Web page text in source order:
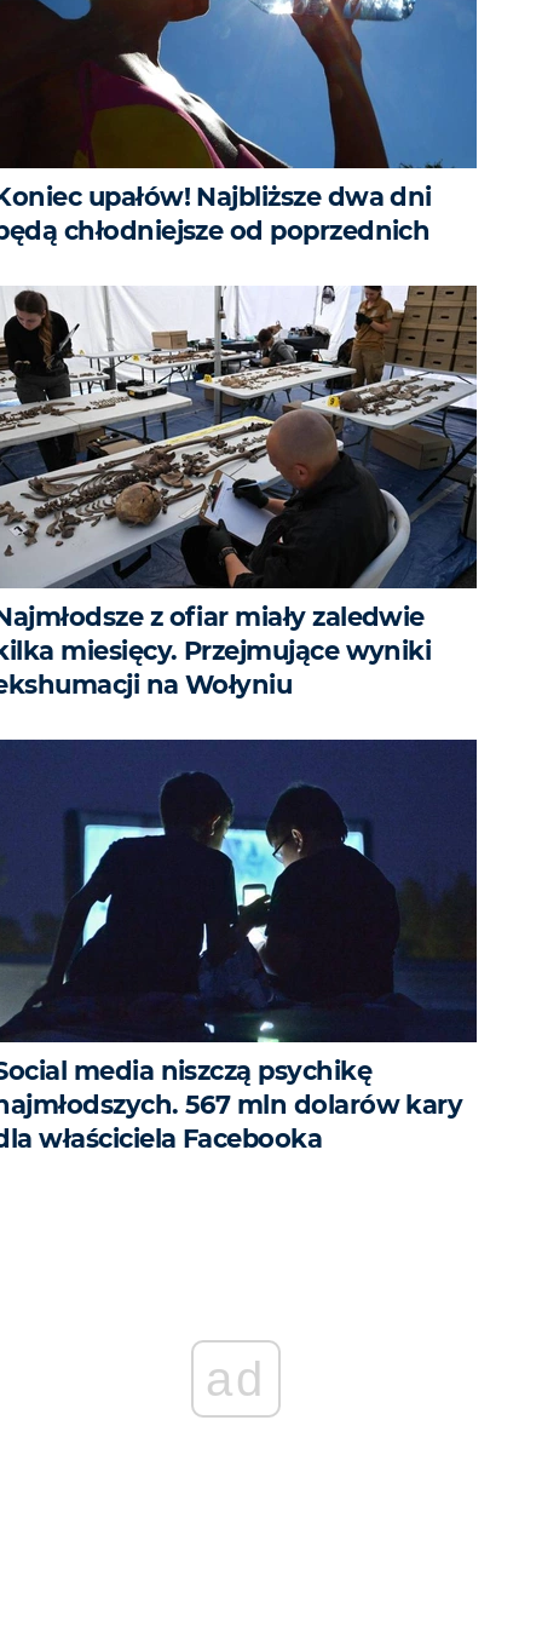
upałów! Najbliższe dwa dni
chłodniejsze od poprzednich
z ofiar miały zaledwie
miesięcy. Przejmujące wyniki
na Wołyniu
media niszczą psychikę
567 mln dolarów kary
właściciela Facebooka
ad